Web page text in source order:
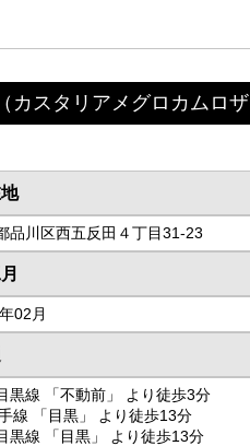
（カスタリアメグロカムロ
品川区西五反田４丁目31-23
02月
黒線 「不動前」 より徒歩3分
線 「目黒」 より徒歩13分
黒線 「目黒」 より徒歩13分